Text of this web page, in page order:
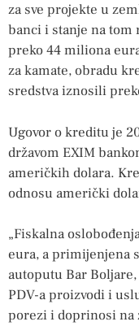
za sve projekte u
banci i stanje na
preko 44 miliona
za kamate, obradu
sredstva iznosili
Ugovor o kreditu je
državom EXIM
američkih dolara.
odnosu američki
„Fiskalna
eura, a primijenjena
autoputu Bar
PDV-a proizvodi i
porezi i doprinosi na